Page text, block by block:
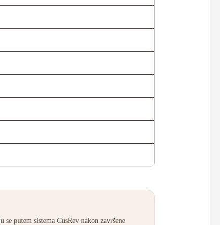
putem sistema CusRev nakon završene